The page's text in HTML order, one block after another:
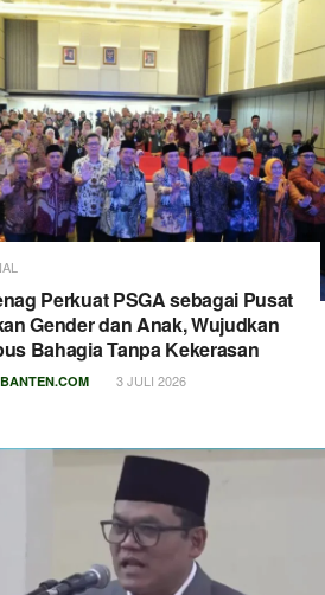
Perkuat PSGA sebagai Pusat
Gender dan Anak, Wujudkan
Bahagia Tanpa Kekerasan
3 JULI 2026